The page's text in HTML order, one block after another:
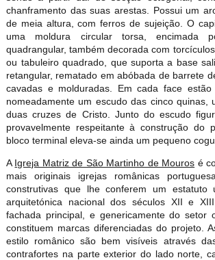
chanframento das suas arestas. Possui um
de meia altura, com ferros de sujeição. O
uma moldura circular torsa, encimada
quadrangular, também decorada com
ou tabuleiro quadrado, que suporta a base
retangular, rematado em abóbada de barrete
cavadas e molduradas. Em cada face estão
nomeadamente um escudo das cinco quinas,
duas cruzes de Cristo. Junto do escudo
provavelmente respeitante à construção do
bloco terminal eleva-se ainda um pequeno
A Igreja Matriz de São Martinho de Mouros é
mais originais igrejas românicas
construtivas que lhe conferem um estatuto
arquitetónica nacional dos séculos XII e
fachada principal, e genericamente do setor
constituem marcas diferenciadas do projeto.
estilo românico são bem visíveis através
contrafortes na parte exterior do lado norte,